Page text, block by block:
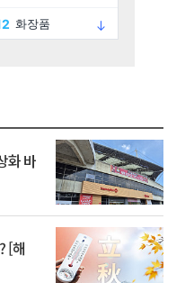
화 바
[해